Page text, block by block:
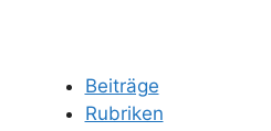
Beiträge
Rubriken